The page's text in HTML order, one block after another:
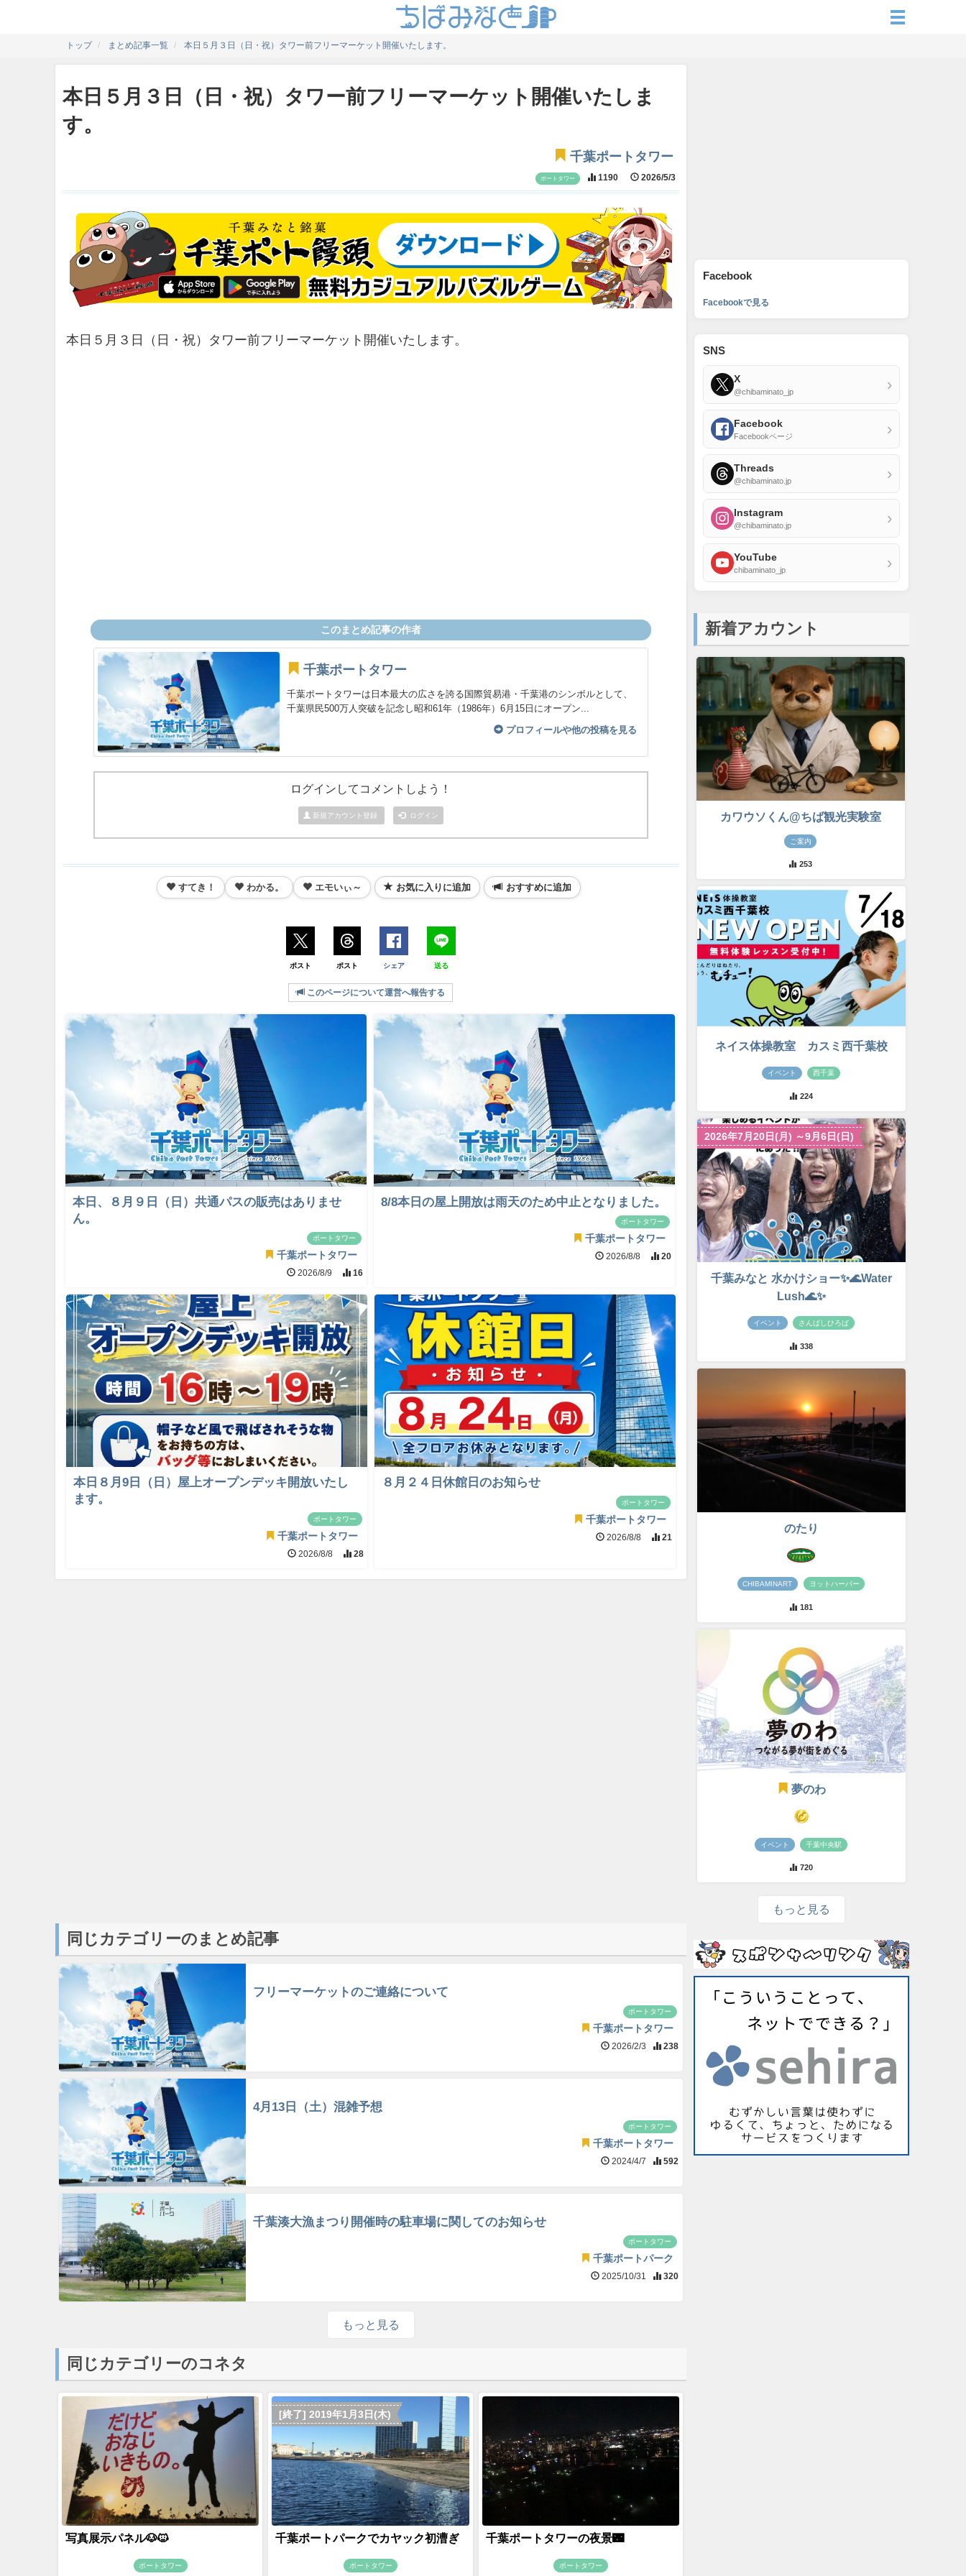
トップ まとめ記事一覧 本日５月３日（日・祝）タワー前フリーマーケット開催いたします。
本日５月３日（日・祝）タワー前フリーマーケット開催いたしま
す。
千葉ポートタワー
ポートタワー 1190 2026/5/3
本日５月３日（日・祝）タワー前フリーマーケット開催いたします。
このまとめ記事の作者
千葉ポートタワー
千葉ポートタワーは日本最大の広さを誇る国際貿易港・千葉港のシンボルとして、
千葉県民500万人突破を記念し昭和61年（1986年）6月15日にオープン...
プロフィールや他の投稿を見る
ログインしてコメントしよう！
新規アカウント登録 ログイン
すてき！ わかる。 エモいぃ～ お気に入りに追加 おすすめに追加
ポスト ポスト シェア 送る
このページについて運営へ報告する
本日、８月９日（日）共通パスの販売はありませ
ん。
ポートタワー
千葉ポートタワー
2026/8/9 16
8/8本日の屋上開放は雨天のため中止となりました。
ポートタワー
千葉ポートタワー
2026/8/8 20
本日８月9日（日）屋上オープンデッキ開放いたし
ます。
ポートタワー
千葉ポートタワー
2026/8/8 28
８月２４日休館日のお知らせ
ポートタワー
千葉ポートタワー
2026/8/8 21
同じカテゴリーのまとめ記事
フリーマーケットのご連絡について
ポートタワー
千葉ポートタワー
2026/2/3 238
4月13日（土）混雑予想
ポートタワー
千葉ポートタワー
2024/4/7 592
千葉湊大漁まつり開催時の駐車場に関してのお知らせ
ポートタワー
千葉ポートパーク
2025/10/31 320
もっと見る
同じカテゴリーのコネタ
写真展示パネル🐶🐱
ポートタワー
[終了] 2019年1月3日(木)
千葉ポートパークでカヤック初漕ぎ
ポートタワー
千葉ポートタワーの夜景🌃
ポートタワー
Facebook
Facebookで見る
SNS
X
@chibaminato_jp ›
Facebook
Facebookページ ›
Threads
@chibaminato.jp ›
Instagram
@chibaminato.jp ›
YouTube
chibaminato_jp ›
新着アカウント
カワウソくん@ちば観光実験室
ご案内
253
ネイス体操教室 カスミ西千葉校
イベント 西千葉
224
2026年7月20日(月) ～9月6日(日)
千葉みなと 水かけショー✨🌊Water
Lush🌊✨
イベント さんばしひろば
338
のたり
CHIBAMINART ヨットハーバー
181
夢のわ
イベント 千葉中央駅
720
もっと見る